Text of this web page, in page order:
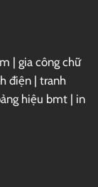
| gia công chữ
điện | tranh
hiệu bmt | in